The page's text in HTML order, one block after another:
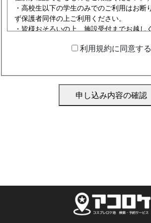
利用規約に同意する
申し込み内容の確認